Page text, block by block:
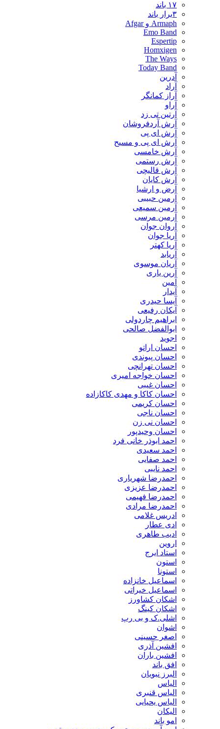
۱۷ باند
۳برار باند
Armaph و Afgar
Emo Band
Espertip
Homxigen
The Ways
Today Band
آدرین
آراد
آراز کمانگر
آراو
آرتین تی زد
آرش آردفروشان
آرش ای پی
آرش ای پی و مسیح
آرش خامسی
آرش رستمی
آرش قالیچی
آرش کایان
​آرض و ارشیا
آرمین حبیبی
آرمین سمیعی
آرمین مرسی
آروان جوان
آریا جوان
آریا کهتر
آریابد
آریان موسوی
آرین یاری
آمین
آیدار
آیسا حیدری
آیکان رفیعی
ابراهیم چاردولی
ابوالفضل صالحی
اجوید
احسان اراتو
احسان پیوندی
احسان تهرانچی
احسان خواجه امیری
احسان غیبی
احسان کاکا و مهدی کاکازاده
احسان کریمی
احسان ناجی
احسان نی زن
احسان وحیدپور
احمد ابوذر خانی فرد
احمد سعیدی
احمد صفایی
احمد نایبی
احمدرضا شهریاری
احمدرضا عزیزی
احمدرضا فهیمی
احمدرضا مرادی
ادریس غلامی
ادی عطار
ادیب طاهری
اروین
استاد ایرج
استون
استونا
اسماعیل خانزاده
اسماعیل خیراتی
اشکان کشاورز
اشکان کینگ
اشلی.ک و بی رپ
اشوان
اصغر حسینی
افشین آذری
افشین باران
افق باند
البرز نبویان
الیاس
الیاس قنبرى
الیاس یحیایی
الیکان
امو باند